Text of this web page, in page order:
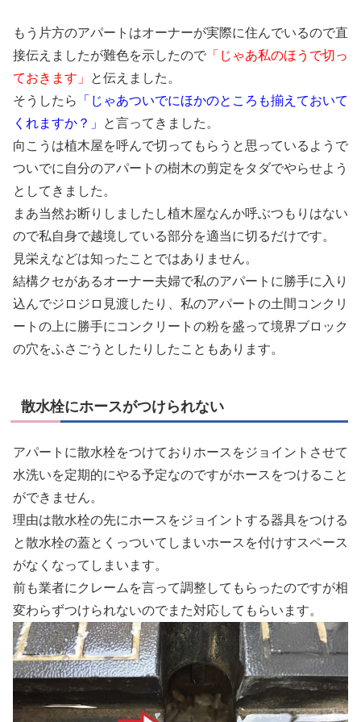
もう片方のアパートはオーナーが実際に住んでいるので直
接伝えましたが難色を示したので 「じゃあ私のほうで切っ
ておきます」
と伝えました。
そうしたら
「じゃあついでにほかのところも揃えておいて
くれますか？」
と言ってきました。
向こうは植木屋を呼んで切ってもらうと思っているようで
ついでに自分のアパートの樹木の剪定をタダでやらせよう
としてきました。
まあ当然お断りしましたし植木屋なんか呼ぶつもりはない
ので私自身で越境している部分を適当に切るだけです。
見栄えなどは知ったことではありません。
結構クセがあるオーナー夫婦で私のアパートに勝手に入り
込んでジロジロ見渡したり、私のアパートの土間コンクリ
ートの上に勝手にコンクリートの粉を盛って境界ブロック
の穴をふさごうとしたりしたこともあります。
散水栓にホースがつけられない
アパートに散水栓をつけておりホースをジョイントさせて
水洗いを定期的にやる予定なのですがホースをつけること
ができません。
理由は散水栓の先にホースをジョイントする器具をつける
と散水栓の蓋とくっついてしまいホースを付けすスペース
がなくなってしまいます。
前も業者にクレームを言って調整してもらったのですが相
変わらずつけられないのでまた対応してもらいます。